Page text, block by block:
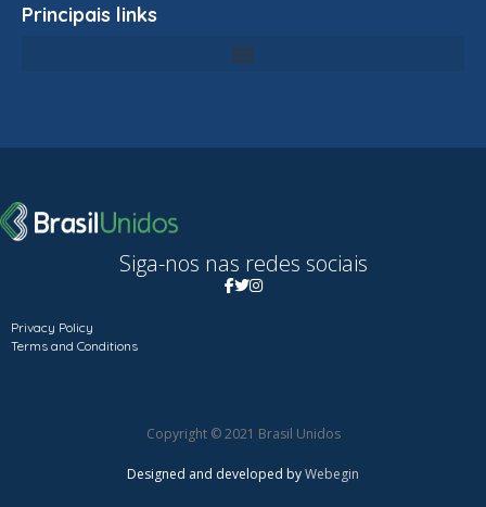
Principais links
Siga-nos nas redes sociais
Privacy Policy
Terms and Conditions
Copyright © 2021 Brasil Unidos
Designed and developed byWebegin